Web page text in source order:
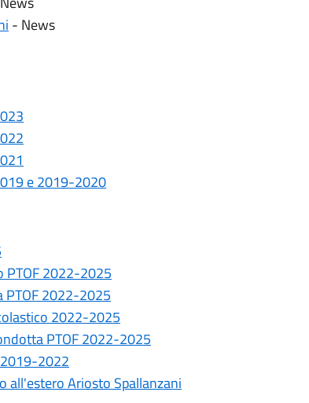
- News
e 2019-2020
PTOF 2022-2025
PTOF 2022-2025
2022-2025
PTOF 2022-2025
2022
Ariosto Spallanzani